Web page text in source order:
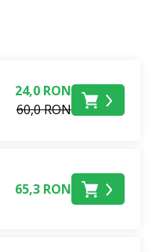
24,0 RON
60,0 RON
65,3 RON